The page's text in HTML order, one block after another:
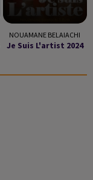
NOUAMANE BELAIACHI
Je Suis L'artist 2024